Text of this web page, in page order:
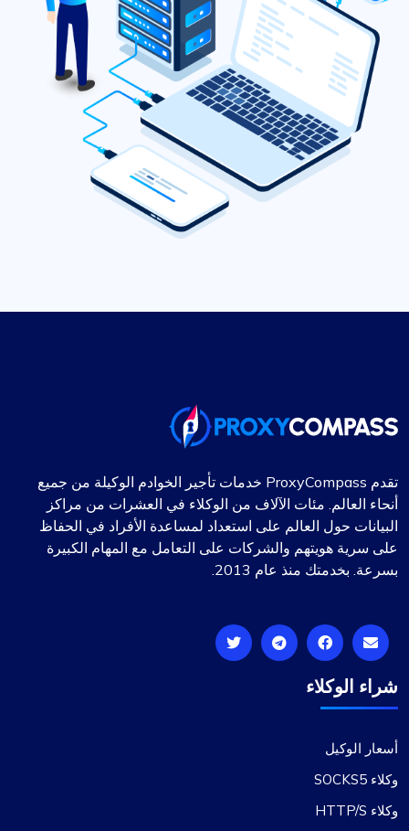
تقدم ProxyCompass خدمات تأجير الخوادم الوكيلة من جميع
أنحاء العالم. مئات الآلاف من الوكلاء في العشرات من مراكز
البيانات حول العالم على استعداد لمساعدة الأفراد في الحفاظ
على سرية هويتهم والشركات على التعامل مع المهام الكبيرة
بسرعة. بخدمتك منذ عام 2013.
شراء الوكلاء
أسعار الوكيل
وكلاء SOCKS5
وكلاء HTTP/S